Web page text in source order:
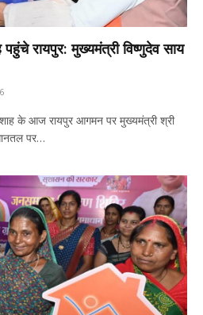
रायपुर: मुख्यमंत्री विष्णुदेव साय
शाह के आज रायपुर आगमन पर मुख्यमंत्री श्री
पर…